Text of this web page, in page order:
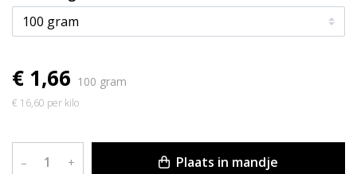
€ 1,66 100 gram
€ 16,60 per kilo
– + Plaats in mandje